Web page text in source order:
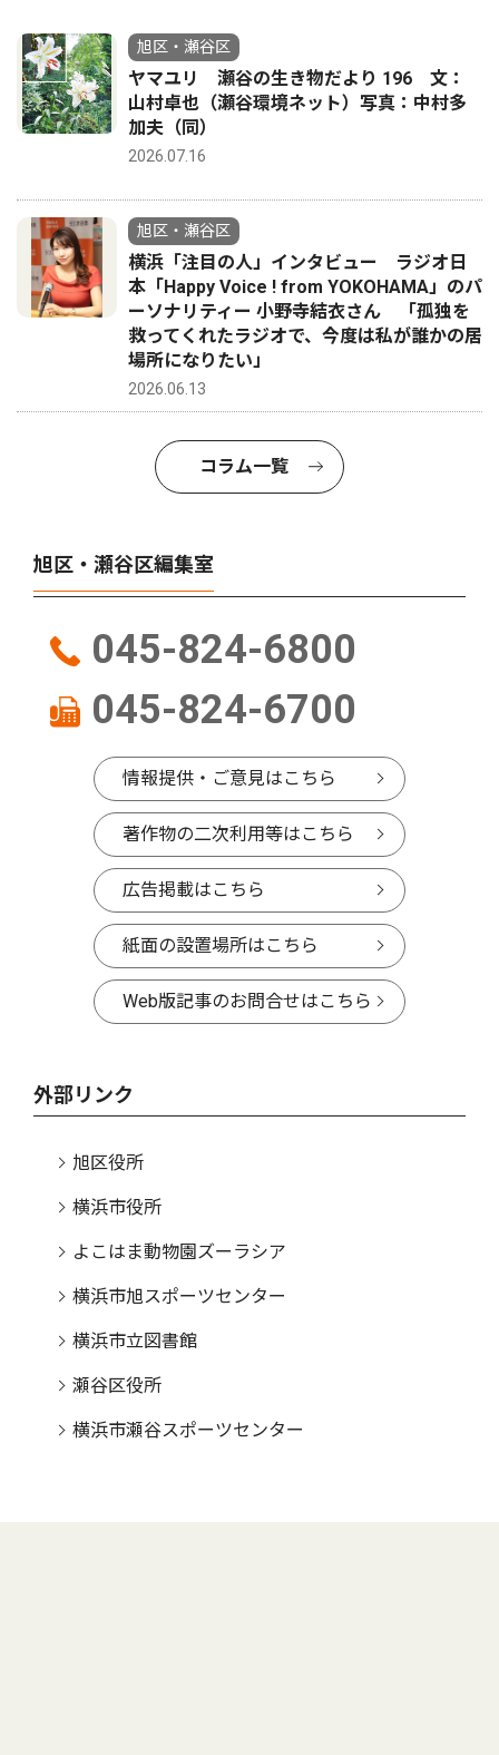
旭区・瀬谷区
ヤマユリ 瀬谷の生き物だより 196 文：
山村卓也（瀬谷環境ネット）写真：中村多
加夫（同）
2026.07.16
旭区・瀬谷区
横浜「注目の人」インタビュー ラジオ日
本「Happy Voice ! from YOKOHAMA」のパ
ーソナリティー 小野寺結衣さん 「孤独を
救ってくれたラジオで、今度は私が誰かの居
場所になりたい」
2026.06.13
コラム一覧
旭区・瀬谷区編集室
045-824-6800
045-824-6700
情報提供・ご意見はこちら
著作物の二次利用等はこちら
広告掲載はこちら
紙面の設置場所はこちら
Web版記事のお問合せはこちら
外部リンク
旭区役所
横浜市役所
よこはま動物園ズーラシア
横浜市旭スポーツセンター
横浜市立図書館
瀬谷区役所
横浜市瀬谷スポーツセンター